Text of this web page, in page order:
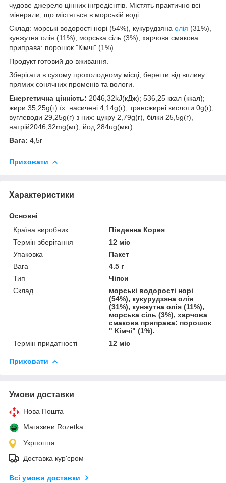
чудове джерело цінних інгредієнтів. Містять практично всі
мінерали, що містяться в морській воді.
Склад: морські водорості норі (54%), кукурудзяна олія (31%),
кунжутна олія (11%), морська сіль (3%), харчова смакова
приправа: порошок "Кімчі" (1%).
Продукт готовий до вживання.
Зберігати в сухому прохолодному місці, берегти від впливу
прямих сонячних променів та вологи.
Енергетична цінність: 2046,32kJ(кДж); 536,25 ккал (ккал);
жири 35,25g(г) їх: насичені 4,14g(г); трансжирні кислоти 0g(г);
вуглеводи 29,25g(г) з них: цукру 2,79g(г), білки 25,5g(г),
натрій2046,32mg(мг), йод 284ug(мкг)
Вага: 4,5г
Приховати
Характеристики
Основні
Країна виробник
Південна Корея
Термін зберігання
12 міс
Упаковка
Пакет
Вага
4.5 г
Тип
Чіпси
Склад
морські водорості норі
(54%), кукурудзяна олія
(31%), кунжутна олія (11%),
морська сіль (3%), харчова
смакова приправа: порошок
" Кімчі" (1%).
Термін придатності
12 міс
Приховати
Умови доставки
Нова Пошта
Магазини Rozetka
Укрпошта
Доставка кур'єром
Всі умови доставки